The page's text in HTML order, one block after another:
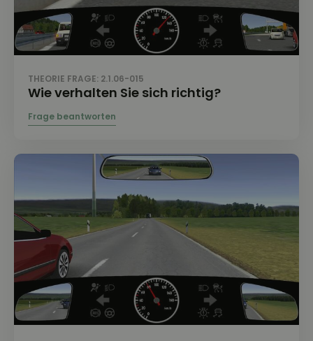
THEORIE FRAGE: 2.1.06-015
Wie verhalten Sie sich richtig?